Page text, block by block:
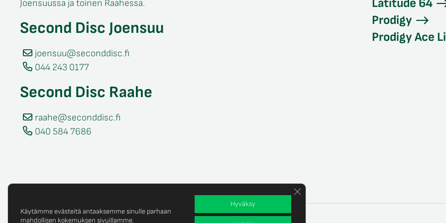
Joensuussa ja toinen Raahessa.
Second Disc Joensuu
joensuu@seconddisc.fi
044 243 0177
Second Disc Raahe
raahe@seconddisc.fi
040 584 7686
Latitude 64
Prodigy
Prodigy Ace
Käytämme evästeitä antaaksemme sinulle parhaan
mahdollisen kokemuksen sivuillamme.
Hyväksy
Sulje evästebanneri